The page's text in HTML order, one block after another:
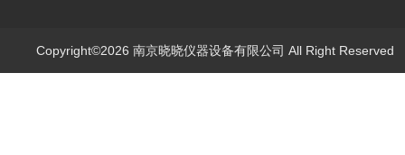
Copyright©2026 南京晓晓仪器设备有限公司 All Right